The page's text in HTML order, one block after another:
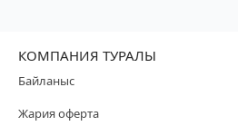
КОМПАНИЯ ТУРАЛЫ
Байланыс
Жария оферта